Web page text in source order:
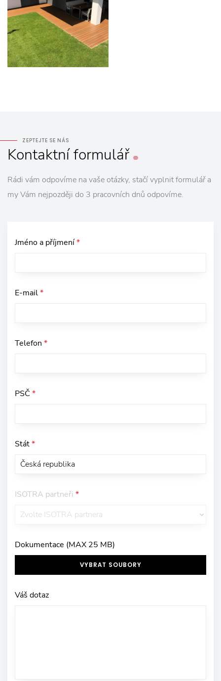
ZEPTEJTE SE NÁS
Kontaktníformulář
Rádi vám odpovíme na vaše otázky, stačí vyplnit formulář a
my Vám nejpozději do 3 pracovních dnů odpovíme.
Jméno a příjmení*
E-mail*
Telefon *
PSČ *
Stát*
ISOTRA partneři *
Dokumentace (MAX 25 MB)
VYBRAT SOUBORY
Váš dotaz